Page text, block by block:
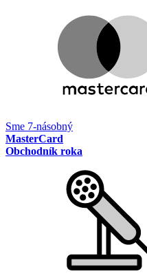
Sme 7-násobný
MasterCard
Obchodník roka